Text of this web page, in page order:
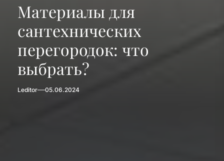
Материалы для
сантехнических
перегородок: что
выбрать?
Leditor 05.06.2024